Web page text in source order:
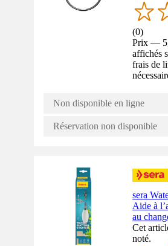
(0)
Prix —
affichés
frais de
Non disponible en ligne
Réservation non disponible
sera
Aide à
au
Cet
noté.